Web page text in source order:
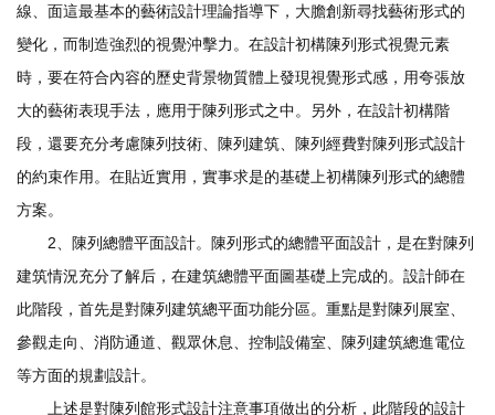
線、面這最基本的藝術設計理論指導下，大膽創新尋找藝術形式的
變化，而制造強烈的視覺沖擊力。在設計初構陳列形式視覺元素
時，要在符合內容的歷史背景物質體上發現視覺形式感，用夸張放
大的藝術表現手法，應用于陳列形式之中。另外，在設計初構階
段，還要充分考慮陳列技術、陳列建筑、陳列經費對陳列形式設計
的約束作用。在貼近實用，實事求是的基礎上初構陳列形式的總體
方案。
2、陳列總體平面設計。陳列形式的總體平面設計，是在對陳列
建筑情況充分了解后，在建筑總體平面圖基礎上完成的。設計師在
此階段，首先是對陳列建筑總平面功能分區。重點是對陳列展室、
參觀走向、消防通道、觀眾休息、控制設備室、陳列建筑總進電位
等方面的規劃設計。
上述是對陳列館形式設計注意事項做出的分析，此階段的設計